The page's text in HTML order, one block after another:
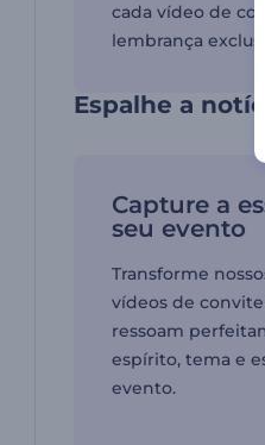
cada vídeo de
lembrança
Espalhe a
Capture a
seu evento
Transforme
vídeos de
ressoam
espírito, tema e
evento.